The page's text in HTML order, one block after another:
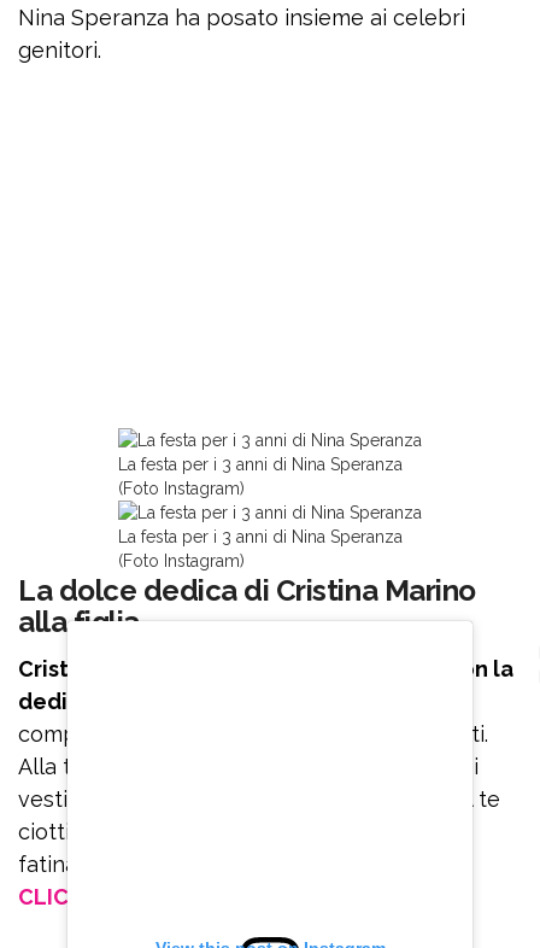
Nina Speranza ha posato insieme ai celebri
genitori.
La festa per i 3 anni di Nina Speranza
(Foto Instagram)
La festa per i 3 anni di Nina Speranza
(Foto Instagram)
La dolce dedica di Cristina Marino
alla figlia
Cristina Marino ha commosso i follower con la
dedica
compleanno della sua primogenita: A te ciotti.
Alla tua energia. Alla tua passione per l’orto, i
vestiti, i balletti, i libri, la pittura e le fatine. A te
ciotti che sono certa, in un’altra vita era una
fatina magica anche tu”.
CLICCA E SEGUICI SU FACEBOOK